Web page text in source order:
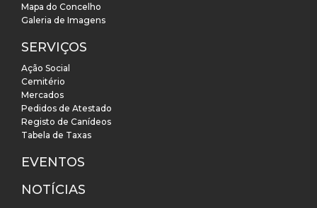
Mapa do Concelho
Galeria de Imagens
SERVIÇOS
Ação Social
Cemitério
Mercados
Pedidos de Atestado
Registo de Canídeos
Tabela de Taxas
EVENTOS
NOTÍCIAS